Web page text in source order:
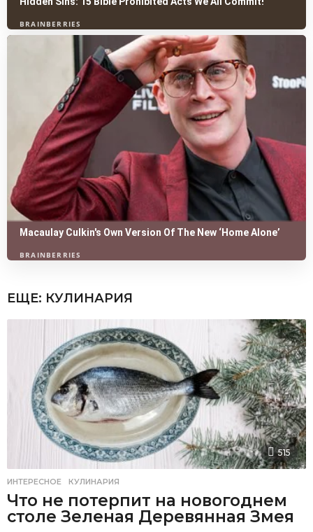
ЕЩЕ: КУЛИНАРИЯ
515
ИНТЕРЕСНОЕ ,КУЛИНАРИЯ
Что не потерпит на новогоднем
столе Зеленая Деревянная Змея